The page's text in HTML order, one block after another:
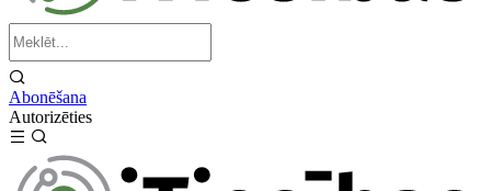
Abonēšana
Autorizēties